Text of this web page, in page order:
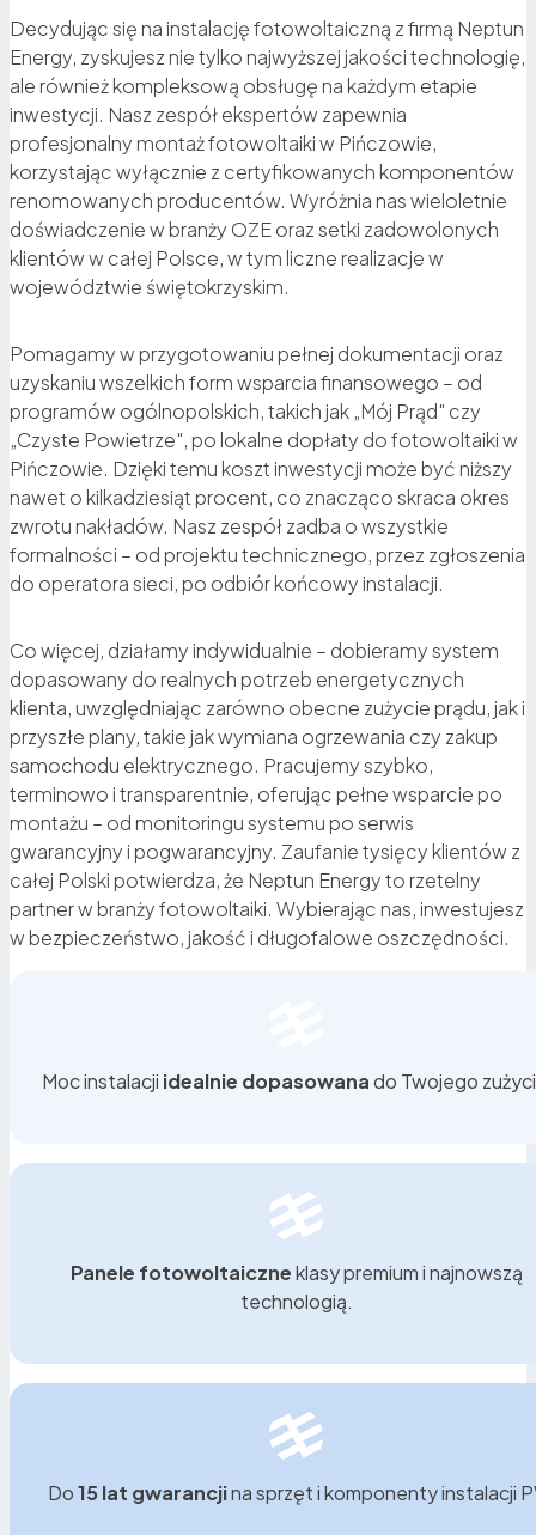
Decydując się na instalację fotowoltaiczną z firmą Neptun
Energy, zyskujesz nie tylko najwyższej jakości technologię,
ale również kompleksową obsługę na każdym etapie
inwestycji. Nasz zespół ekspertów zapewnia
profesjonalny montaż fotowoltaiki w Pińczowie,
korzystając wyłącznie z certyfikowanych komponentów
renomowanych producentów. Wyróżnia nas wieloletnie
doświadczenie w branży OZE oraz setki zadowolonych
klientów w całej Polsce, w tym liczne realizacje w
województwie świętokrzyskim.
Pomagamy w przygotowaniu pełnej dokumentacji oraz
uzyskaniu wszelkich form wsparcia finansowego – od
programów ogólnopolskich, takich jak „Mój Prąd" czy
„Czyste Powietrze", po lokalne dopłaty do fotowoltaiki w
Pińczowie. Dzięki temu koszt inwestycji może być niższy
nawet o kilkadziesiąt procent, co znacząco skraca okres
zwrotu nakładów. Nasz zespół zadba o wszystkie
formalności – od projektu technicznego, przez zgłoszenia
do operatora sieci, po odbiór końcowy instalacji.
Co więcej, działamy indywidualnie – dobieramy system
dopasowany do realnych potrzeb energetycznych
klienta, uwzględniając zarówno obecne zużycie prądu, jak i
przyszłe plany, takie jak wymiana ogrzewania czy zakup
samochodu elektrycznego. Pracujemy szybko,
terminowo i transparentnie, oferując pełne wsparcie po
montażu – od monitoringu systemu po serwis
gwarancyjny i pogwarancyjny. Zaufanie tysięcy klientów z
całej Polski potwierdza, że Neptun Energy to rzetelny
partner w branży fotowoltaiki. Wybierając nas, inwestujesz
w bezpieczeństwo, jakość i długofalowe oszczędności.
Moc instalacji idealnie dopasowanado Twojego
Panele fotowoltaiczneklasy premium i najnowszą
technologią.
Do15 lat gwarancjina sprzęt i komponenty instalacji